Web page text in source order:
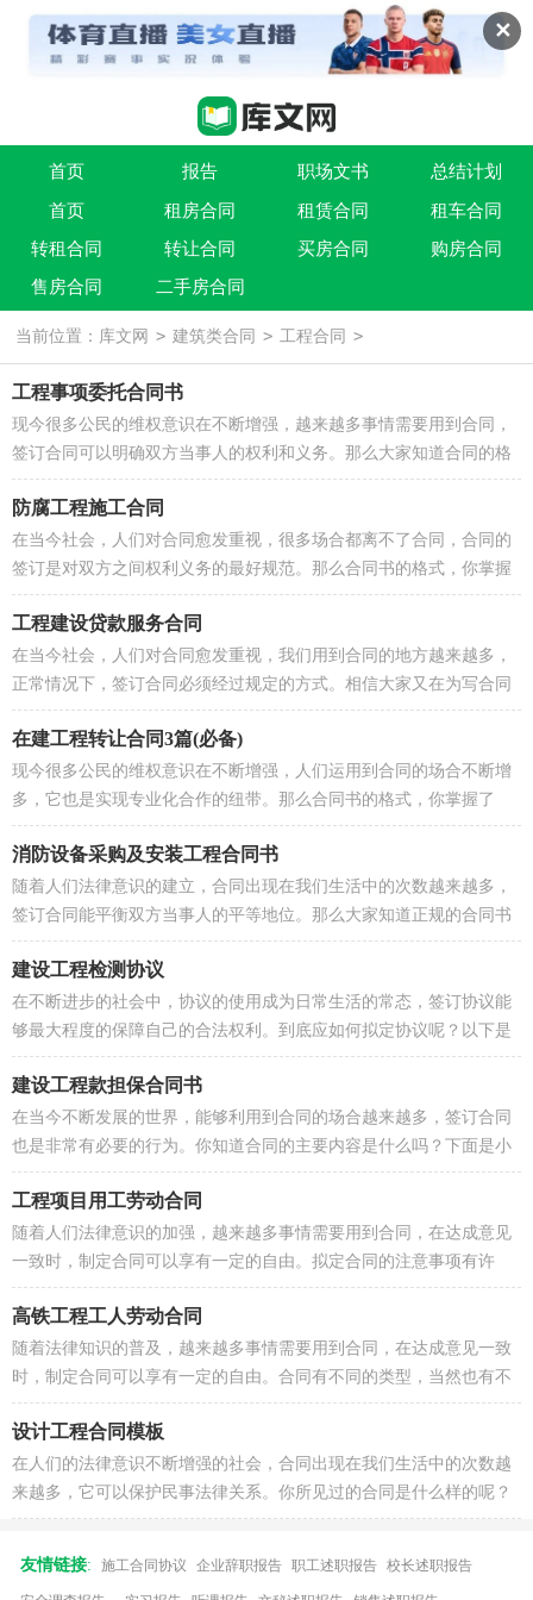
✕
首页 报告 职场文书 总结计划
条据书信 实用文 祝福语
首页 租房合同 租赁合同
租车合同
转租合同
转让合同 买房合同
购房合同
售房合同
二手房合同
当前位置： 库文网 > 建筑类合同 > 工程合同 >
工程事项委托合同书
现今很多公民的维权意识在不断增强，越来越多事情需要用到合同，
签订合同可以明确双方当事人的权利和义务。那么大家知道合同的格
式吗？以下是小编为大家整理的工...
防腐工程施工合同
在当今社会，人们对合同愈发重视，很多场合都离不了合同，合同的
签订是对双方之间权利义务的最好规范。那么合同书的格式，你掌握
了吗？以下是小编精心整理的防腐...
工程建设贷款服务合同
在当今社会，人们对合同愈发重视，我们用到合同的地方越来越多，
正常情况下，签订合同必须经过规定的方式。相信大家又在为写合同
犯愁了吧，以下是小编帮大家整理...
在建工程转让合同3篇(必备)
现今很多公民的维权意识在不断增强，人们运用到合同的场合不断增
多，它也是实现专业化合作的纽带。那么合同书的格式，你掌握了
吗？下面是小编收集整理的在建工程...
消防设备采购及安装工程合同书
随着人们法律意识的建立，合同出现在我们生活中的次数越来越多，
签订合同能平衡双方当事人的平等地位。那么大家知道正规的合同书
怎么写吗？以下是小编精心整理的...
建设工程检测协议
在不断进步的社会中，协议的使用成为日常生活的常态，签订协议能
够最大程度的保障自己的合法权利。到底应如何拟定协议呢？以下是
小编精心整理的建设工程检测协议...
建设工程款担保合同书
在当今不断发展的世界，能够利用到合同的场合越来越多，签订合同
也是非常有必要的行为。你知道合同的主要内容是什么吗？下面是小
编收集整理的建设工程款担保合同...
工程项目用工劳动合同
随着人们法律意识的加强，越来越多事情需要用到合同，在达成意见
一致时，制定合同可以享有一定的自由。拟定合同的注意事项有许
多，你确定会写吗？以下是小编帮大...
高铁工程工人劳动合同
随着法律知识的普及，越来越多事情需要用到合同，在达成意见一致
时，制定合同可以享有一定的自由。合同有不同的类型，当然也有不
同的目的，以下是小编精心整理的...
设计工程合同模板
在人们的法律意识不断增强的社会，合同出现在我们生活中的次数越
来越多，它可以保护民事法律关系。你所见过的合同是什么样的呢？
下面是小编为大家收集的设计工程...
友情链接: 施工合同协议 企业辞职报告 职工述职报告 校长述职报告